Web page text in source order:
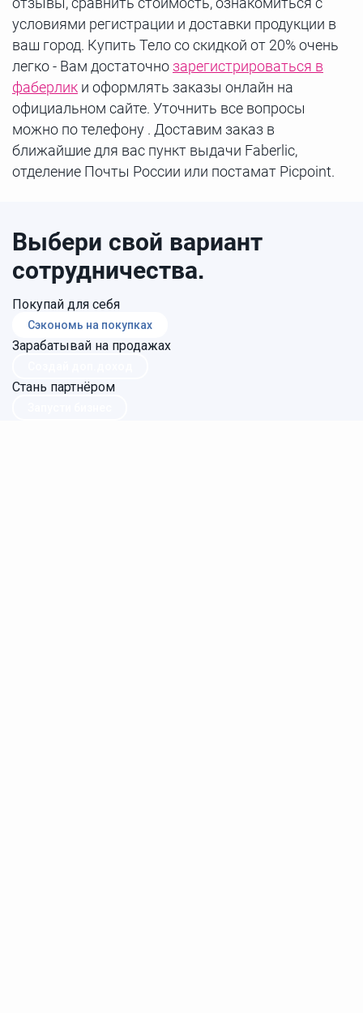
условиями регистрации и доставки продукции в
ваш город. Купить Тело со скидкой от 20% очень
легко - Вам достаточно зарегистрироваться в
фаберлик и оформлять заказы онлайн на
официальном сайте. Уточнить все вопросы
можно по телефону . Доставим заказ в
ближайшие для вас пункт выдачи Faberlic,
отделение Почты России или постамат Picpoint.
Выбери свой вариант
сотрудничества.
Покупай для себя
Сэкономь на покупках
Зарабатывай на продажах
Стань партнёром